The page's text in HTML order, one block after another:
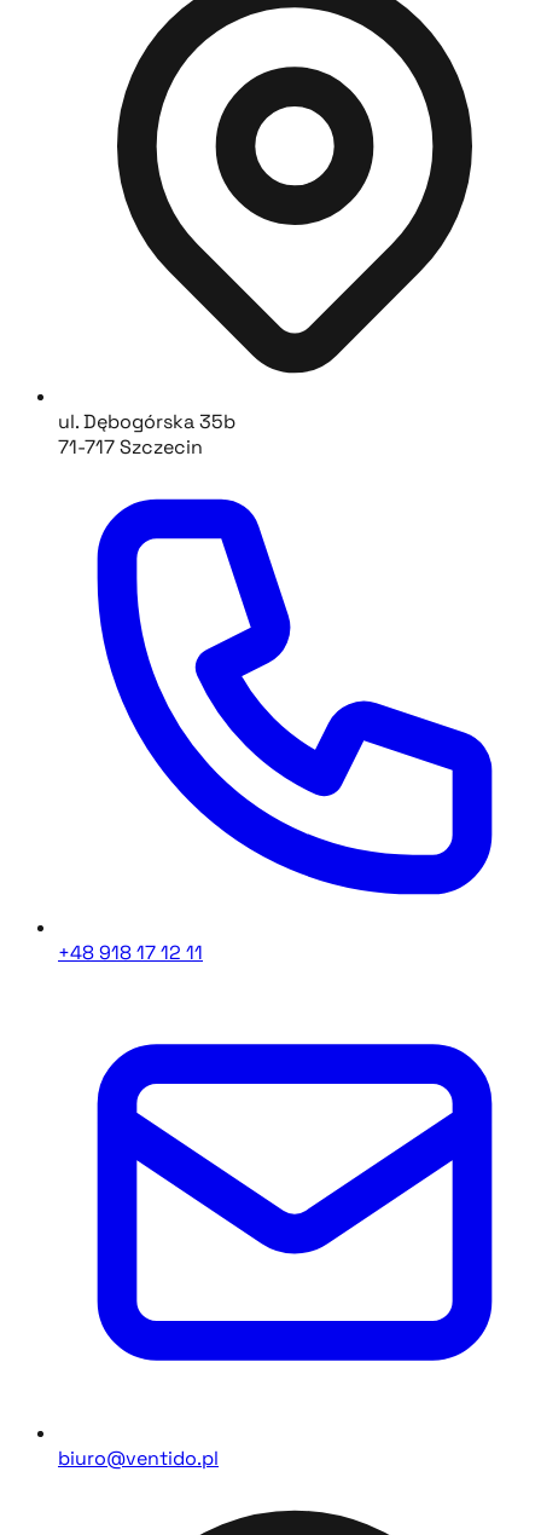
ul. Dębogórska 35b
71-717 Szczecin
+48 918 17 12 11
biuro@ventido.pl